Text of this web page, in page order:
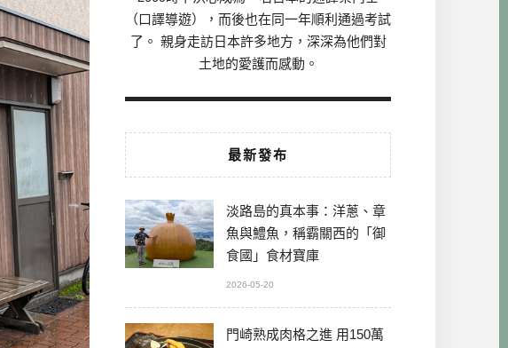
（口譯導遊），而後也在同一年順利通過考試
了。 親身走訪日本許多地方，深深為他們對
土地的愛護而感動。
最新發布
淡路島的真本事：洋蔥、章
魚與鱧魚，稱霸關西的「御
食國」食材寶庫
2026-05-20
門崎熟成肉格之進 用150萬